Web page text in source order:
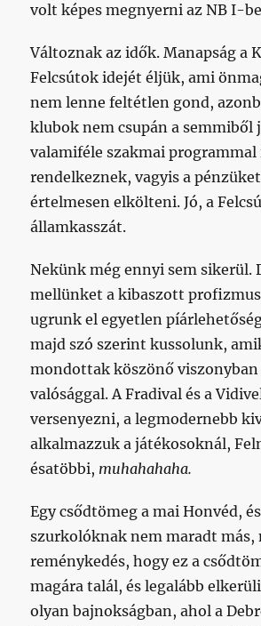
volt képes megnyerni az NB I-
Változnak az idők. Manapság a
Felcsútok idejét éljük, ami
nem lenne feltétlen gond,
klubok nem csupán a
valamiféle szakmai programmal
rendelkeznek, vagyis a
értelmesen elkölteni. Jó, a
államkasszát.
Nekünk még ennyi sem sikerül.
mellünket a kibaszott
ugrunk el egyetlen
majd szó szerint kussolunk,
mondottak köszönő viszonyban
valósággal. A Fradival és a
versenyezni, a legmodernebb
alkalmazzuk a játékosoknál,
ésatöbbi, muhahahaha.
Egy csődtömeg a mai Honvéd,
szurkolóknak nem maradt más,
reménykedés, hogy ez a
magára talál, és legalább
olyan bajnokságban, ahol a